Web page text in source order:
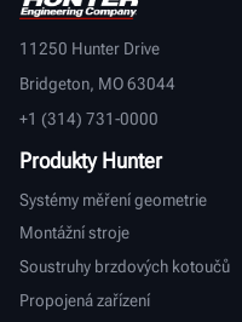
11250 Hunter Drive
Bridgeton, MO 63044
+1 (314) 731-0000
Produkty Hunter
Systémy měření geometrie
Montážní stroje
Soustruhy brzdových kotoučů
Propojená zařízení